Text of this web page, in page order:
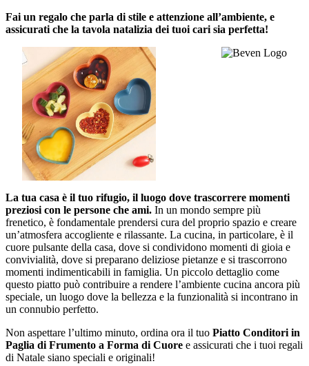
Fai un regalo che parla di stile e attenzione all’ambiente, e
assicurati che la tavola natalizia dei tuoi cari sia perfetta!
La tua casa è il tuo rifugio, il luogo dove trascorrere momenti
preziosi con le persone che ami. In un mondo sempre più
frenetico, è fondamentale prendersi cura del proprio spazio e creare
un’atmosfera accogliente e rilassante. La cucina, in particolare, è il
cuore pulsante della casa, dove si condividono momenti di gioia e
convivialità, dove si preparano deliziose pietanze e si trascorrono
momenti indimenticabili in famiglia. Un piccolo dettaglio come
questo piatto può contribuire a rendere l’ambiente cucina ancora più
speciale, un luogo dove la bellezza e la funzionalità si incontrano in
un connubio perfetto.
Non aspettare l’ultimo minuto, ordina ora il tuo Piatto Conditori in
Paglia di Frumento a Forma di Cuore e assicurati che i tuoi regali
di Natale siano speciali e originali!